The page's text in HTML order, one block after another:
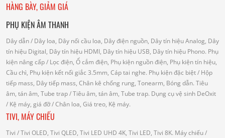
HÀNG BÀY, GIẢM GIÁ
PHỤ KIỆN ÂM THANH
Dây dẫn/ Dây loa, Dây nối cầu loa, Dây điện nguồn, Dây tín hiệu Analog, Dây
tín hiệu Digital, Dây tín hiệu HDMI, Dây tín hiệu USB, Dây tín hiệu Phono. Phụ
kiện nâng cấp/ Lọc điện, Ổ cắm điện, Phụ kiện nguồn điện, Phụ kiện tín hiệu,
Cầu chì, Phụ kiện kết nối giắc 3.5mm, Cáp tai nghe. Phụ kiện đặc biệt/ Hộp
tiếp mass, Dây tiếp mass, Chân kê chống rung, Tonearm, Bóng dẫn. Tiêu
âm, tán âm, Tube trap/ Tiêu âm, tán âm, Tube trap. Dụng cụ vệ sinh DeOxit
/ Kệ máy, giá đỡ/ Chân loa, Giá treo, Kệ máy.
TIVI, MÁY CHIẾU
Tivi / Tivi OLED, Tivi QLED, Tivi LED UHD 4K, Tivi LED, Tivi 8K. Máy chiếu/